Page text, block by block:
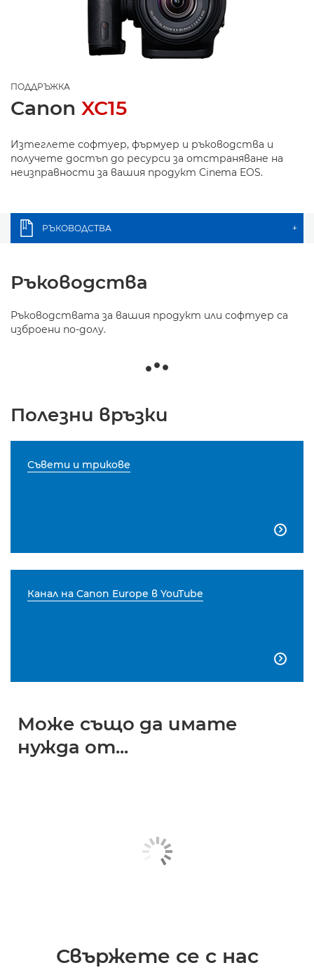
ПОДДРЪЖКА
Canon XC15
Изтеглете софтуер, фърмуер и ръководства и
получете достъп до ресурси за отстраняване на
неизправности за вашия продукт Cinema EOS.
РЪКОВОДСТВА +
Ръководства
Ръководствата за вашия продукт или софтуер са
изброени по-долу.
Полезни връзки
Съвети и трикове

Канал на Canon Europe в YouTube

Може също да имате
нужда от...
Свържете се с нас